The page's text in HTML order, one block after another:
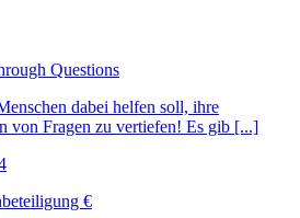
Questions
dabei helfen soll, ihre
von Fragen zu vertiefen! Es gib [...]
€